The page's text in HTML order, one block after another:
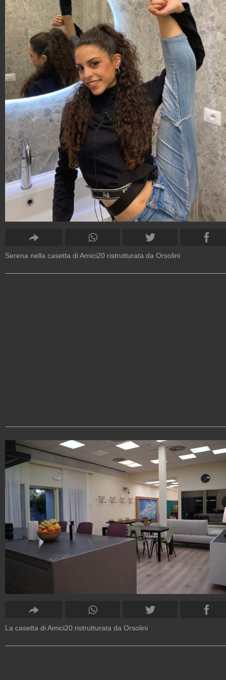
Serena nella casetta di Amici20 ristrutturata da Orsolini
La casetta di Amici20 ristrutturata da Orsolini